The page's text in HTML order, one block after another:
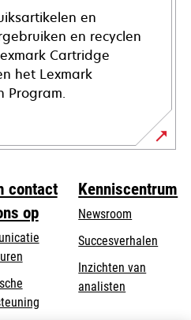
en
en recyclen
Cartridge
het Lexmark
Program.
contact
op
opens
Kenniscentrum
Newsroom
Succesverhalen
Inzichten van
analisten